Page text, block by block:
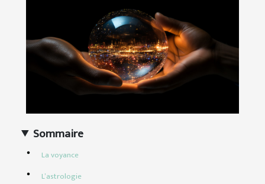
Sommaire
La voyance
L’astrologie